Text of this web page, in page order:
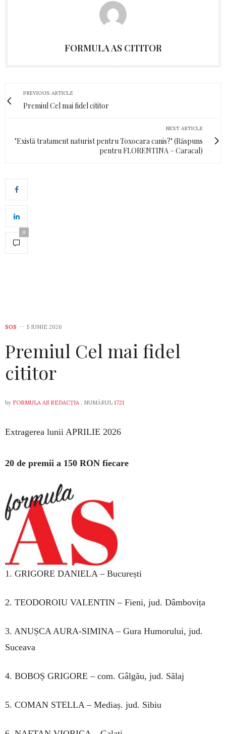
FORMULA AS CITITOR
PREVIOUS ARTICLE
Premiul Cel mai fidel cititor
NEXT ARTICLE
"Există tratament naturist pentru Toxocara canis?" (Răspuns
pentru FLORENTINA – Caracal)
0
SOS 5 IUNIE 2026
Premiul Cel mai fidel
cititor
by FORMULA AS REDACȚIA , NUMĂRUL 1721
Extragerea lunii APRILIE 2026
20 de premii a 150 RON fiecare
1. GRIGORE DANIELA – București
2. TEODOROIU VALENTIN – Fieni, jud. Dâmbovița
3. ANUȘCA AURA-SIMINA – Gura Humorului, jud.
Suceava
4. BOBOȘ GRIGORE – com. Gâlgău, jud. Sălaj
5. COMAN STELLA – Mediaș. jud. Sibiu